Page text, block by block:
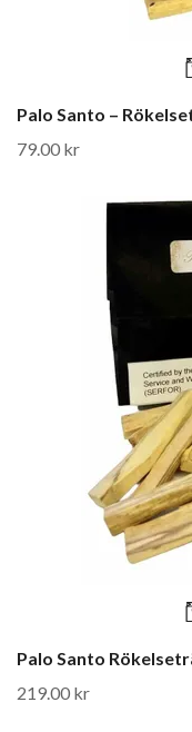
Palo Santo –
79.00 kr
Palo Santo
219.00 kr